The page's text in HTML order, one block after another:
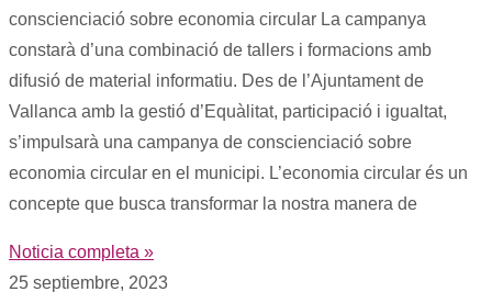
conscienciació sobre economia circular La campanya
constarà d’una combinació de tallers i formacions amb
difusió de material informatiu. Des de l’Ajuntament de
Vallanca amb la gestió d’Equàlitat, participació i igualtat,
s’impulsarà una campanya de conscienciació sobre
economia circular en el municipi. L’economia circular és un
concepte que busca transformar la nostra manera de
Noticia completa »
25 septiembre, 2023